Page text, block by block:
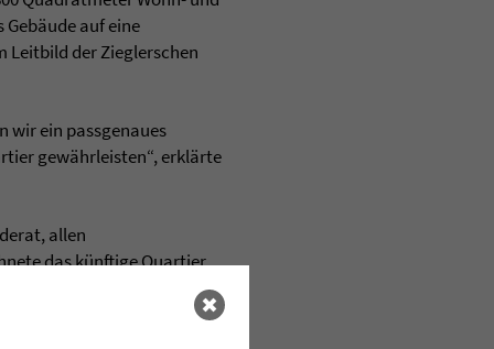
auf eine
Leitbild der Zieglerschen
wir ein passgenaues
gewährleisten“, erklärte
allen
das künftige Quartier